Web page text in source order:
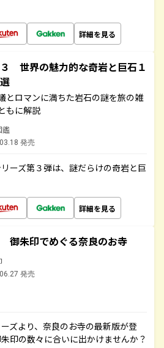
詳細を見る
世界の魅力的な奇岩と巨石１
とロマンに満ちた岩石の謎を旅の雑
もに解説
鑑
発売
ーズ第３弾は、謎だらけの奇岩と巨
詳細を見る
御朱印でめぐる奈良のお寺
発売
ズより、奈良のお寺の最新版が登
印の数々に合いに出かけませんか？